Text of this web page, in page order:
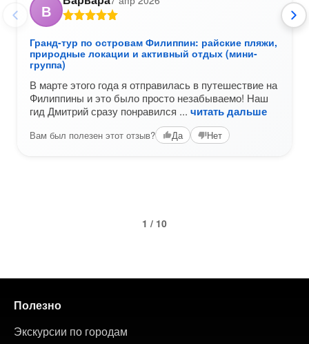
В
Гранд-тур по островам Филиппин: райские пляжи,
природные локации и активный отдых (мини-
группа)
В марте этого года я отправилась в путешествие на
Филиппины и это было просто незабываемо! Наш
гид Дмитрий сразу понравился
читать дальше
Вам был полезен этот отзыв? Да Нет
1 / 10
Полезно
Экскурсии по городам